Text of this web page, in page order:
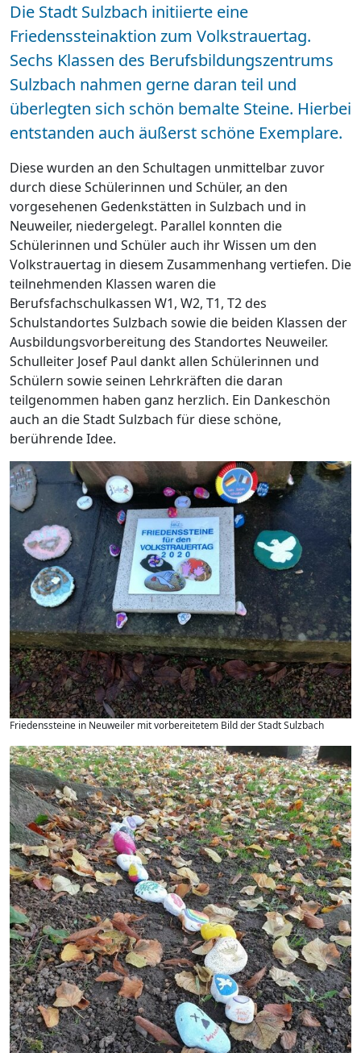
Die Stadt Sulzbach initiierte eine
Friedenssteinaktion zum Volkstrauertag.
Sechs Klassen des Berufsbildungszentrums
Sulzbach nahmen gerne daran teil und
überlegten sich schön bemalte Steine. Hierbei
entstanden auch äußerst schöne Exemplare.
Diese wurden an den Schultagen unmittelbar zuvor
durch diese Schülerinnen und Schüler, an den
vorgesehenen Gedenkstätten in Sulzbach und in
Neuweiler, niedergelegt. Parallel konnten die
Schülerinnen und Schüler auch ihr Wissen um den
Volkstrauertag in diesem Zusammenhang vertiefen. Die
teilnehmenden Klassen waren die
Berufsfachschulkassen W1, W2, T1, T2 des
Schulstandortes Sulzbach sowie die beiden Klassen der
Ausbildungsvorbereitung des Standortes Neuweiler.
Schulleiter Josef Paul dankt allen Schülerinnen und
Schülern sowie seinen Lehrkräften die daran
teilgenommen haben ganz herzlich. Ein Dankeschön
auch an die Stadt Sulzbach für diese schöne,
berührende Idee.
Friedenssteine in Neuweiler mit vorbereitetem Bild der Stadt Sulzbach